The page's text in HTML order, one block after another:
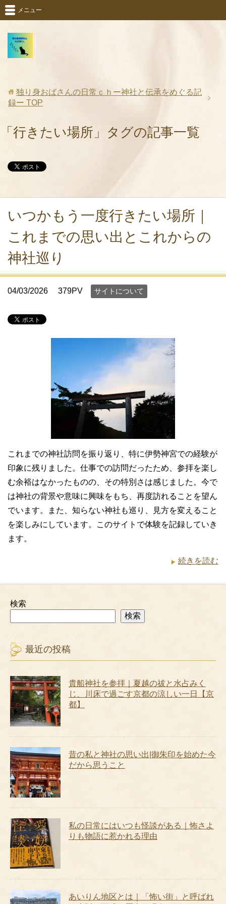
メニュー
独り身おばさんの日常ｃｈー神社と伝承をめぐる記
録ー TOP
「行きたい場所」タグの記事一覧
いつかもう一度行きたい場所｜
これまでの思い出とこれからの
神社巡り
04/03/2026 379PV サイトについて
これまでの神社訪問を振り返り、特に伊勢神宮での経験が
印象に残りました。仕事での訪問だったため、参拝を楽し
む余裕はなかったものの、その特別さは感じました。今で
は神社の背景や意味に興味をもち、再度訪れることを望ん
でいます。また、知らない神社も巡り、見方を変えること
を楽しみにしています。このサイトで体験を記録していき
ます。
続きを読む
検索
検索
最近の投稿
貴船神社を参拝｜夏越の祓と水占みく
じ、川床で過ごす京都の涼しい一日【京
都】
昔の私と神社の思い出|御朱印を始めた今
だから思うこと
私の日常にはいつも怪談がある｜怖さよ
りも物語に惹かれる理由
あいりん地区とは｜「怖い街」と呼ばれ